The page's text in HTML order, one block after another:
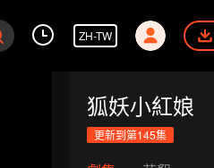
ZH-TW
狐妖小紅娘
更新到第145集